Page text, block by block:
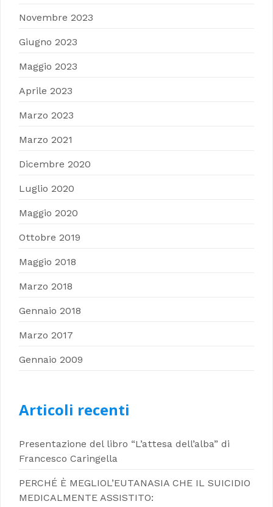
Novembre 2023
Giugno 2023
Maggio 2023
Aprile 2023
Marzo 2023
Marzo 2021
Dicembre 2020
Luglio 2020
Maggio 2020
Ottobre 2019
Maggio 2018
Marzo 2018
Gennaio 2018
Marzo 2017
Gennaio 2009
Articoli recenti
Presentazione del libro “L’attesa dell’alba” di
Francesco Caringella
PERCHÉ È MEGLIOL’EUTANASIA CHE IL SUICIDIO
MEDICALMENTE ASSISTITO: